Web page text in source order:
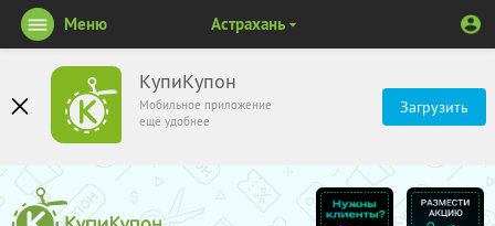
КупиКупон
Мобильное приложение
ещё удобнее
Загрузить
Меню Астрахань